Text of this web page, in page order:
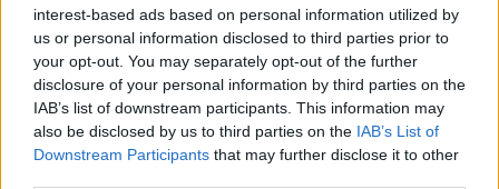
interest-based ads based on personal information utilized by
us or personal information disclosed to third parties prior to
your opt-out. You may separately opt-out of the further
disclosure of your personal information by third parties on the
IAB’s list of downstream participants. This information may
also be disclosed by us to third parties on the IAB’s List of
Downstream Participants that may further disclose it to other
Riepilogo stagione
Titolare 25 - 83%
Entrato 0 - 0 %
Squalificato